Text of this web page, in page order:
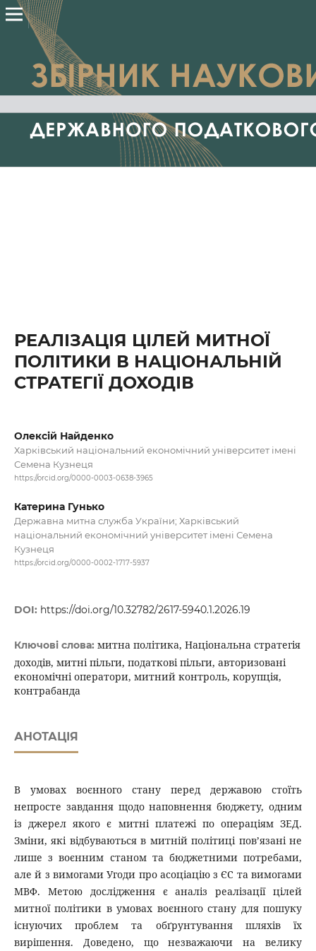
РЕАЛІЗАЦІЯ ЦІЛЕЙ МИТНОЇ
ПОЛІТИКИ В НАЦІОНАЛЬНІЙ
СТРАТЕГІЇ ДОХОДІВ
Олексій Найденко
Харківський національний економічний університет імені
Семена Кузнеця
https://orcid.org/0000-0003-0638-3965
Катерина Гунько
Державна митна служба України; Харківський
національний економічний університет імені Семена
Кузнеця
https://orcid.org/0000-0002-1717-5937
DOI: https://doi.org/10.32782/2617-5940.1.2026.19
Ключові слова: митна політика, Національна стратегія
доходів, митні пільги, податкові пільги, авторизовані
економічні оператори, митний контроль, корупція,
контрабанда
АНОТАЦІЯ
В умовах воєнного стану перед державою стоїть
непросте завдання щодо наповнення бюджету, одним
із джерел якого є митні платежі по операціям ЗЕД.
Зміни, які відбуваються в митній політиці пов’язані не
лише з воєнним станом та бюджетними потребами,
але й з вимогами Угоди про асоціацію з ЄС та вимогами
МВФ. Метою дослідження є аналіз реалізації цілей
митної політики в умовах воєнного стану для пошуку
існуючих проблем та обґрунтування шляхів їх
вирішення. Доведено, що незважаючи на велику